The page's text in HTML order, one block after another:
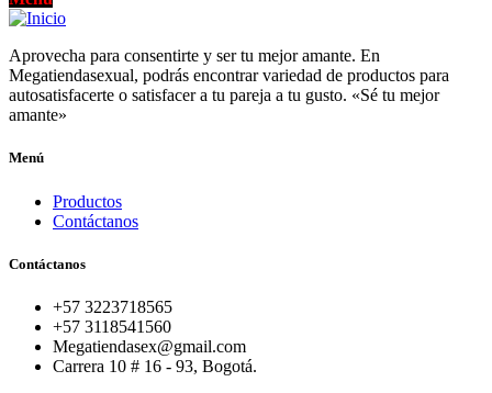
Aprovecha para consentirte y ser tu mejor amante. En
Megatiendasexual, podrás encontrar variedad de productos para
autosatisfacerte o satisfacer a tu pareja a tu gusto. «Sé tu mejor
amante»
Menú
Productos
Contáctanos
Contáctanos
+57 3223718565
+57 3118541560
Megatiendasex@gmail.com
Carrera 10 # 16 - 93, Bogotá.